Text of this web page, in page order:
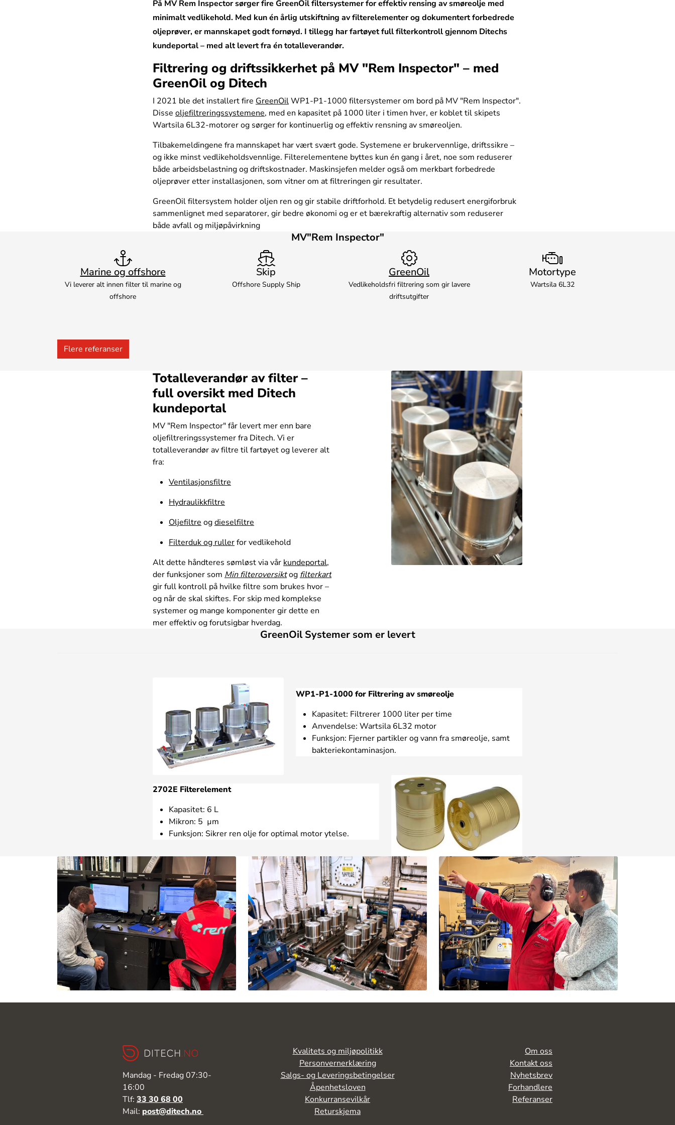
Filtrering og driftssikkerhet på MV "Rem Inspector" – med
GreenOil og Ditech
I 2021 ble det installert fire GreenOilWP1-P1-1000 filtersystemer om bord på MV "Rem Inspector".
Disse oljefiltreringssystemene, med en kapasitet på 1000 liter i timen hver, er koblet til skipets
Wartsila 6L32-motorer og sørger for kontinuerlig og effektiv rensning av smøreoljen.
Tilbakemeldingene fra mannskapet har vært svært gode. Systemene er brukervennlige, driftssikre –
og ikke minst vedlikeholdsvennlige. Filterelementene byttes kun én gang i året, noe som reduserer
både arbeidsbelastning og driftskostnader. Maskinsjefen melder også om merkbart forbedrede
oljeprøver etter installasjonen, som vitner om at filtreringen gir resultater.
GreenOil filtersystem holder oljen ren og gir stabile driftforhold. Et betydelig redusert energiforbruk
sammenlignet med separatorer, gir bedre økonomi og er et bærekraftig alternativ som reduserer
både avfall og miljøpåvirkning
På MV Rem Inspector sørger fire GreenOil filtersystemer for effektiv rensing av smøreolje med
minimalt vedlikehold. Med kun én årlig utskiftning av filterelementer og dokumentert forbedrede
oljeprøver, er mannskapet godt fornøyd. I tillegg har fartøyet full filterkontroll gjennom Ditechs
kundeportal – med alt levert fra én totalleverandør.
MV"Rem Inspector"
Marine og offshore
Vi leverer alt innen filter til marine og
offshore
Skip
Offshore Supply Ship
GreenOil
Vedlikeholdsfri filtrering som gir lavere
driftsutgifter
Motortype
Wartsila 6L32
Flere referanser
Totalleverandør av filter –
full oversikt med Ditech
kundeportal
MV "Rem Inspector" får levert mer enn bare
oljefiltreringssystemer fra Ditech. Vi er
totalleverandør av filtre til fartøyet og leverer alt
fra:
Ventilasjonsfiltre
Hydraulikkfiltre
Oljefiltre ogdieselfiltre
Filterduk og rullerfor vedlikehold
Alt dette håndteres sømløst via vår kundeportal,
der funksjoner som Min filteroversiktog filterkart
gir full kontroll på hvilke filtre som brukes hvor –
og når de skal skiftes. For skip med komplekse
systemer og mange komponenter gir dette en
mer effektiv og forutsigbar hverdag.
WP1-P1-1000 for Filtrering av smøreolje
Kapasitet: Filtrerer 1000 liter per time
Anvendelse: Wartsila 6L32 motor
Funksjon: Fjerner partikler og vann fra smøreolje, samt
bakteriekontaminasjon.
2702E Filterelement
Kapasitet: 6 L
Mikron: 5 µm
Funksjon: Sikrer ren olje for optimal motor ytelse.
GreenOil Systemer som er levert
Mandag - Fredag 07:30-
16:00
Tlf: 33 30 68 00
Mail: post@ditech.no
Kvalitets og miljøpolitikk
Personvernerklæring
Salgs- og Leveringsbetingelser
Åpenhetsloven
Konkurransevilkår
Returskjema
Om oss
Kontakt oss
Nyhetsbrev
Forhandlere
Referanser